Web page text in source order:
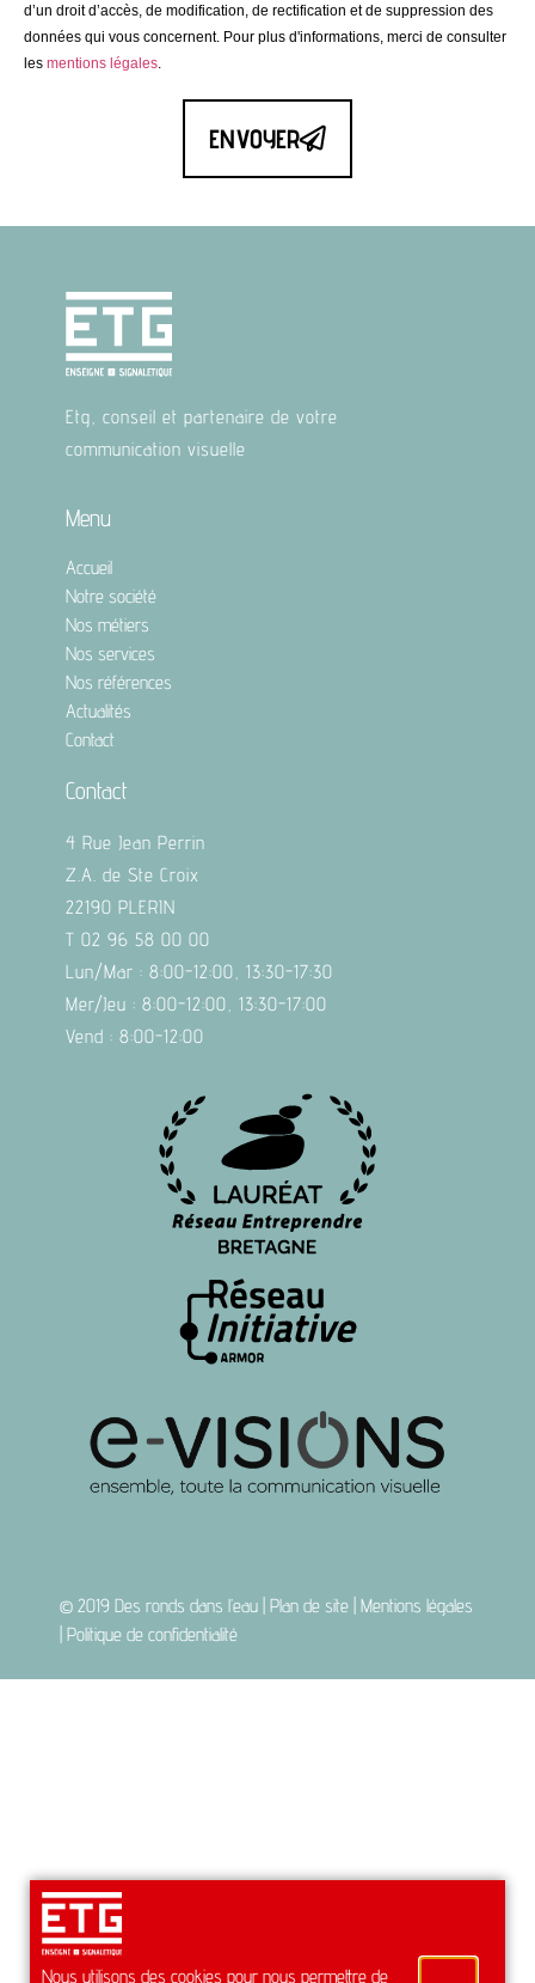
d’un droit d’accès, de modification, de rectification et de suppression des
données qui vous concernent. Pour plus d'informations, merci de consulter
les mentions légales
ENVOYER
Etg, conseil et partenaire de votre
communication visuelle
Contact
4 Rue Jean Perrin
Z.A. de Ste Croix
22190 PLERIN
T 02 96 58 00 00
Lun/Mar : 8:00-12:00, 13:30-17:30
Mer/Jeu : 8:00-12:00, 13:30-17:00
Vend : 8:00-12:00
Menu
Accueil
Notre société
Nos métiers
Nos services
Nos références
Actualités
Contact
© 2019 Des ronds dans l’eau Plan de site Mentions légales
Politique de confidentialité
Nous utilisons des cookies pour nous permettre de